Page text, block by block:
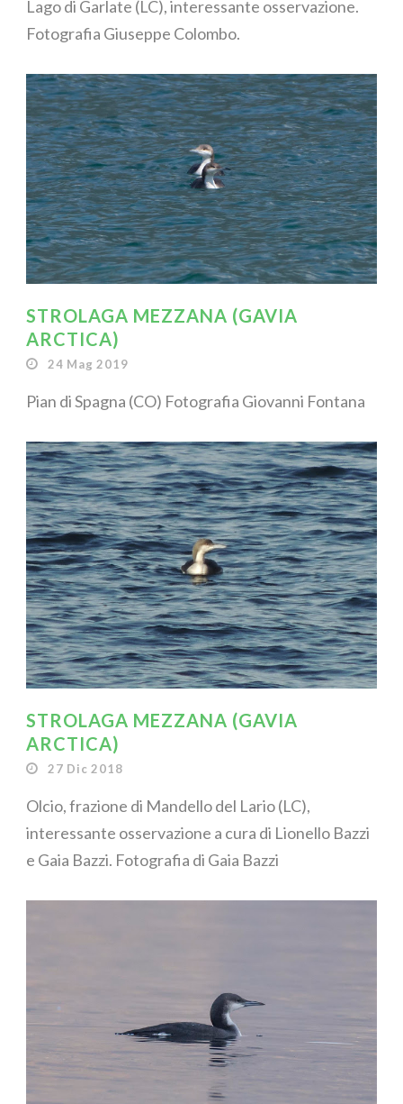
Lago di Garlate (LC), interessante osservazione.
Fotografia Giuseppe Colombo.
STROLAGA MEZZANA (GAVIA
ARCTICA)
24 Mag 2019
Pian di Spagna (CO) Fotografia Giovanni Fontana
STROLAGA MEZZANA (GAVIA
ARCTICA)
27 Dic 2018
Olcio, frazione di Mandello del Lario (LC),
interessante osservazione a cura di Lionello Bazzi
e Gaia Bazzi. Fotografia di Gaia Bazzi